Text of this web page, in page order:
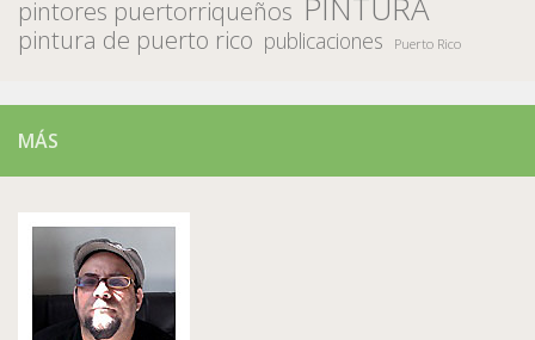
pintores puertorriqueños
pintura de puerto rico publicaciones Puerto Rico
MÁS